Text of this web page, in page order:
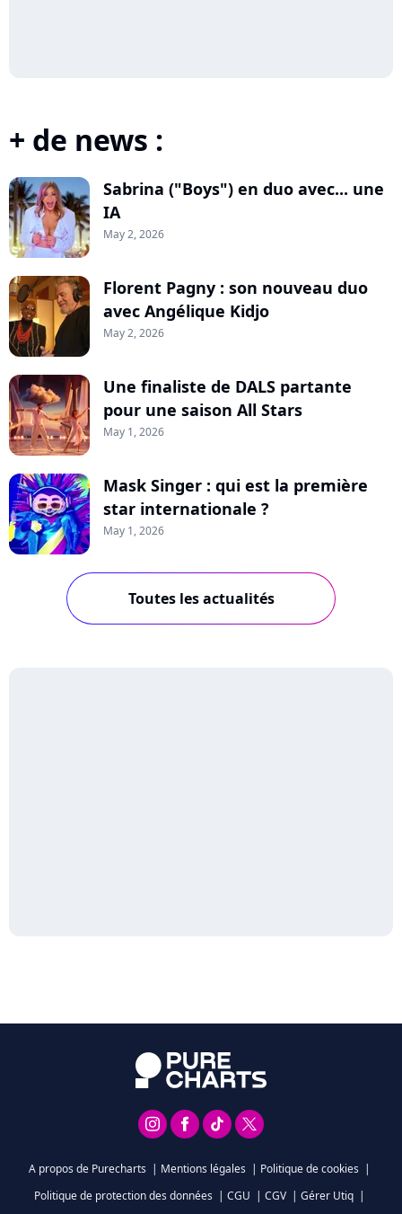
+ de news :
Sabrina ("Boys") en duo avec... une
IA
May 2, 2026
Florent Pagny : son nouveau duo
avec Angélique Kidjo
May 2, 2026
Une finaliste de DALS partante
pour une saison All Stars
May 1, 2026
Mask Singer : qui est la première
star internationale ?
May 1, 2026
Toutes les actualités
A propos de Purecharts | Mentions légales | Politique de cookies |
Politique de protection des données | CGU | CGV | Gérer Utiq |